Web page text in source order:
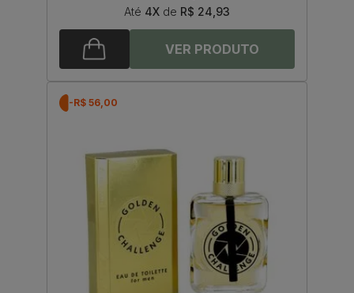
Até 4X de R$ 24,93
-R$ 56,00